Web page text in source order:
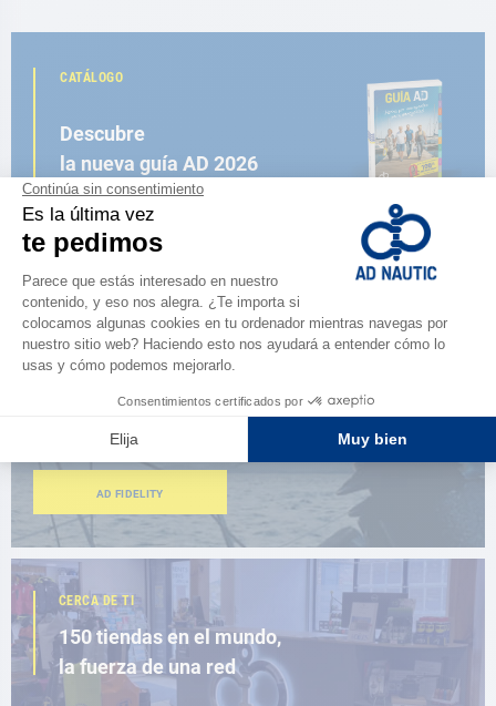
CATÁLOGO
Descubre
la nueva guía AD 2026
NAVEGAR POR EL CATÁLOGO
ESPACIO FIDELIDAD
¿Eres apasionado?
Benefíciate de ventajas exclusivas
AD FIDELITY
CERCA DE TI
150 tiendas en el mundo,
la fuerza de una red